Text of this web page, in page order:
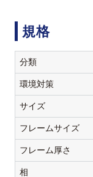
規格
分類
環境対策
サイズ
フレームサイズ
フレーム厚さ
相